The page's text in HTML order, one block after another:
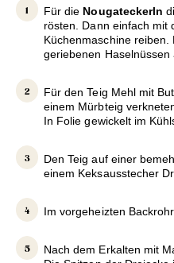
Für die Nougateckerln
rösten. Dann einfach mit
Küchenmaschine
geriebenen
Für den Teig Mehl mit
einem Mürbteig
In Folie gewickelt im
Den Teig auf einer
einem Keksausstecher
Im vorgeheizten
Nach dem Erkalten mit